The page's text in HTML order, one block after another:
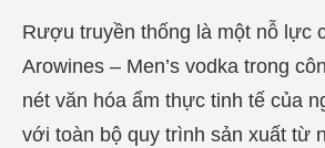
Rượu truyền thống là một nỗ lực
Arowines – Men’s vodka trong
nét văn hóa ẩm thực tinh tế của
với toàn bộ quy trình sản xuất từ